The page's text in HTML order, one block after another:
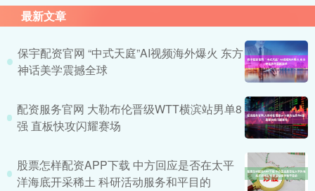
最新文章
保宇配资官网 “中式天庭”AI视频海外爆火 东方
神话美学震撼全球
配资服务官网 大勒布伦晋级WTT横滨站男单8
强 直板快攻闪耀赛场
股票怎样配资APP下载 中方回应是否在太平
洋海底开采稀土 科研活动服务和平目的